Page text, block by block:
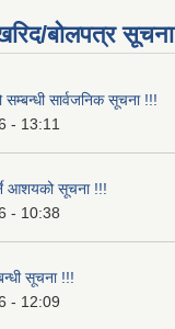
बोलपत्र सूचना
सम्बन्धी सार्वजनिक सूचना !!!
- 13:11
आशयको सूचना !!!
- 10:38
सूचना !!!
- 12:09